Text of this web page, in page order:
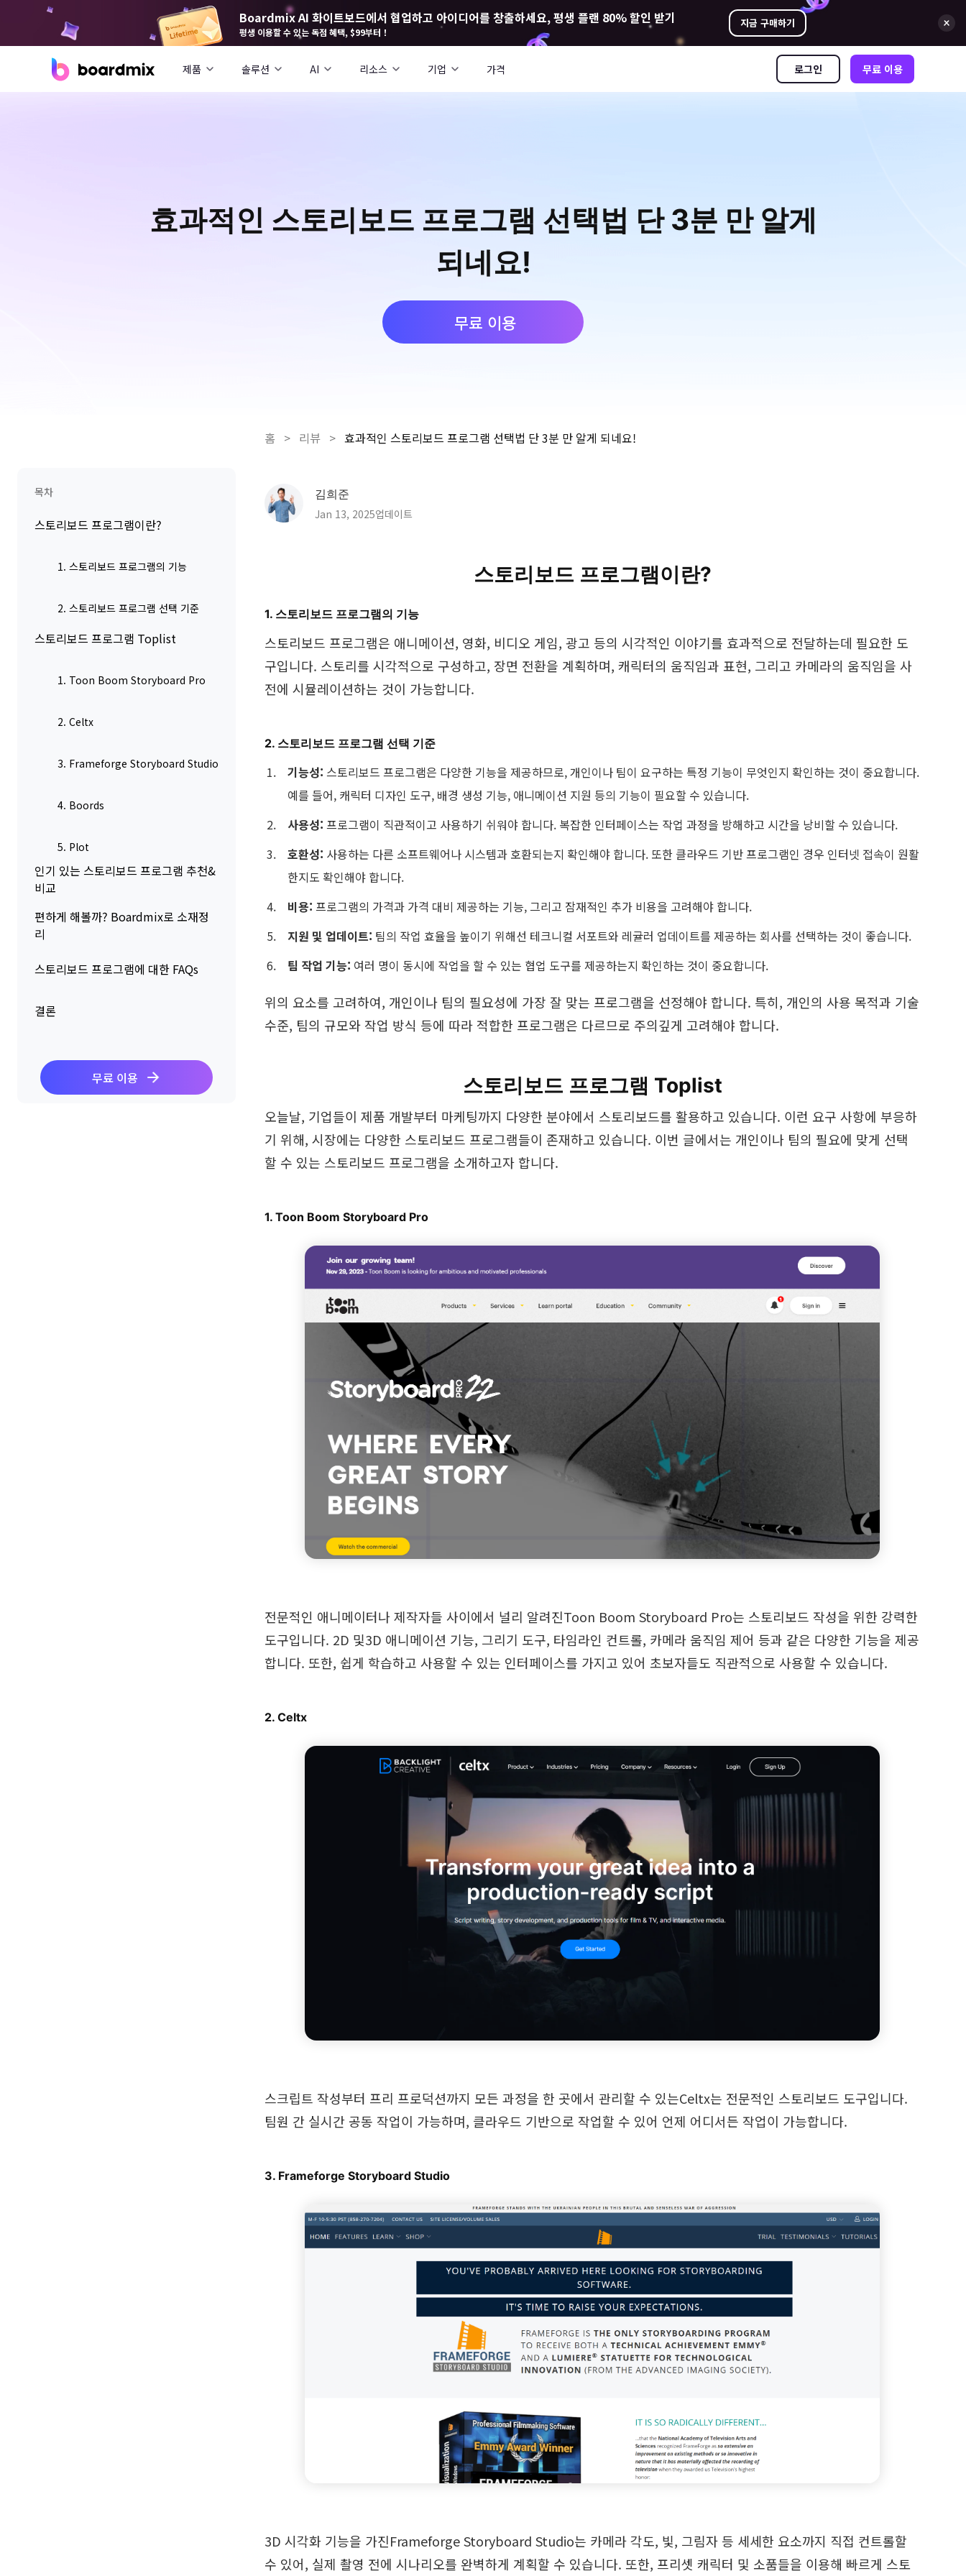
Boardmix AI 화이트보드에서 협업하고 아이디어를 창출하세요, 평생 플랜 80% 할인 받기
평생 이용할 수 있는 독점 혜택, $99부터！
지금 구매하기
제품 솔루션 AI 리소스 기업 가격 로그인 무료 이용
효과적인 스토리보드 프로그램 선택법 단 3분 만 알게
되네요!
무료 이용
목차
스토리보드 프로그램이란?
1. 스토리보드 프로그램의 기능
2. 스토리보드 프로그램 선택 기준
스토리보드 프로그램 Toplist
1. Toon Boom Storyboard Pro
2. Celtx
3. Frameforge Storyboard Studio
4. Boords
5. Plot
인기 있는 스토리보드 프로그램 추천&
비교
편하게 해볼까? Boardmix로 소재정
리
스토리보드 프로그램에 대한 FAQs
결론
무료 이용
홈 > 리뷰 > 효과적인 스토리보드 프로그램 선택법 단 3분 만 알게 되네요!
김희준
Jan 13, 2025업데이트
스토리보드 프로그램이란?
1. 스토리보드 프로그램의 기능
스토리보드 프로그램은 애니메이션, 영화, 비디오 게임, 광고 등의 시각적인 이야기를 효과적으로 전달하는데 필요한 도
구입니다. 스토리를 시각적으로 구성하고, 장면 전환을 계획하며, 캐릭터의 움직임과 표현, 그리고 카메라의 움직임을 사
전에 시뮬레이션하는 것이 가능합니다.
2. 스토리보드 프로그램 선택 기준
기능성: 스토리보드 프로그램은 다양한 기능을 제공하므로, 개인이나 팀이 요구하는 특정 기능이 무엇인지 확인하는 것이 중요합니다.
예를 들어, 캐릭터 디자인 도구, 배경 생성 기능, 애니메이션 지원 등의 기능이 필요할 수 있습니다.
사용성: 프로그램이 직관적이고 사용하기 쉬워야 합니다. 복잡한 인터페이스는 작업 과정을 방해하고 시간을 낭비할 수 있습니다.
호환성: 사용하는 다른 소프트웨어나 시스템과 호환되는지 확인해야 합니다. 또한 클라우드 기반 프로그램인 경우 인터넷 접속이 원활
한지도 확인해야 합니다.
비용: 프로그램의 가격과 가격 대비 제공하는 기능, 그리고 잠재적인 추가 비용을 고려해야 합니다.
지원 및 업데이트: 팀의 작업 효율을 높이기 위해선 테크니컬 서포트와 레귤러 업데이트를 제공하는 회사를 선택하는 것이 좋습니다.
팀 작업 기능: 여러 명이 동시에 작업을 할 수 있는 협업 도구를 제공하는지 확인하는 것이 중요합니다.
위의 요소를 고려하여, 개인이나 팀의 필요성에 가장 잘 맞는 프로그램을 선정해야 합니다. 특히, 개인의 사용 목적과 기술
수준, 팀의 규모와 작업 방식 등에 따라 적합한 프로그램은 다르므로 주의깊게 고려해야 합니다.
스토리보드 프로그램 Toplist
오늘날, 기업들이 제품 개발부터 마케팅까지 다양한 분야에서 스토리보드를 활용하고 있습니다. 이런 요구 사항에 부응하
기 위해, 시장에는 다양한 스토리보드 프로그램들이 존재하고 있습니다. 이번 글에서는 개인이나 팀의 필요에 맞게 선택
할 수 있는 스토리보드 프로그램을 소개하고자 합니다.
1. Toon Boom Storyboard Pro
전문적인 애니메이터나 제작자들 사이에서 널리 알려진Toon Boom Storyboard Pro는 스토리보드 작성을 위한 강력한
도구입니다. 2D 및3D 애니메이션 기능, 그리기 도구, 타임라인 컨트롤, 카메라 움직임 제어 등과 같은 다양한 기능을 제공
합니다. 또한, 쉽게 학습하고 사용할 수 있는 인터페이스를 가지고 있어 초보자들도 직관적으로 사용할 수 있습니다.
2. Celtx
스크립트 작성부터 프리 프로덕션까지 모든 과정을 한 곳에서 관리할 수 있는Celtx는 전문적인 스토리보드 도구입니다.
팀원 간 실시간 공동 작업이 가능하며, 클라우드 기반으로 작업할 수 있어 언제 어디서든 작업이 가능합니다.
3. Frameforge Storyboard Studio
3D 시각화 기능을 가진Frameforge Storyboard Studio는 카메라 각도, 빛, 그림자 등 세세한 요소까지 직접 컨트롤할
수 있어, 실제 촬영 전에 시나리오를 완벽하게 계획할 수 있습니다. 또한, 프리셋 캐릭터 및 소품들을 이용해 빠르게 스토